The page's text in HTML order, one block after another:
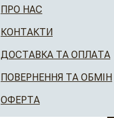
ПРО НАС
КОНТАКТИ
ДОСТАВКА ТА ОПЛАТА
ПОВЕРНЕННЯ ТА ОБМІН
ОФЕРТА